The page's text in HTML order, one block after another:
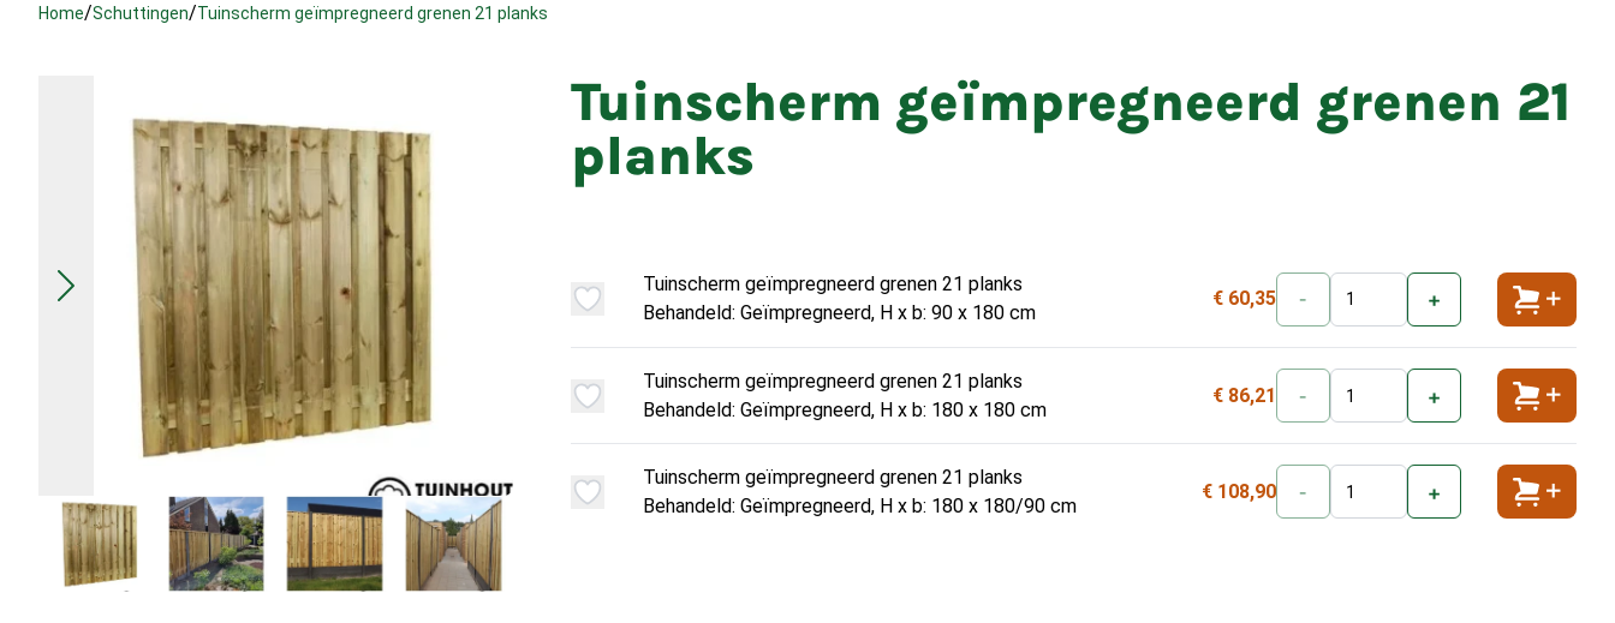
Home/Schuttingen/Tuinscherm geïmpregneerd grenen 21 planks
Tuinscherm geïmpregneerd grenen 21
planks
Tuinscherm geïmpregneerd grenen 21 planks
Behandeld: Geïmpregneerd, H x b: 90 x 180 cm
€ 60,35 - +
Tuinscherm geïmpregneerd grenen 21 planks
Behandeld: Geïmpregneerd, H x b: 180 x 180 cm
€ 86,21 - +
Tuinscherm geïmpregneerd grenen 21 planks
Behandeld: Geïmpregneerd, H x b: 180 x 180/90 cm
€ 108,90 - +